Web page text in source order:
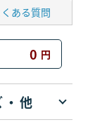
ある質問
0 円
・他